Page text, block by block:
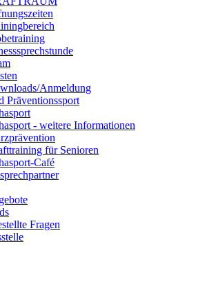
Anmeldung
Präventionssport
- weitere Informationen
für Senioren
Café
Fragen